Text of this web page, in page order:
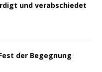
und verabschiedet
der Begegnung